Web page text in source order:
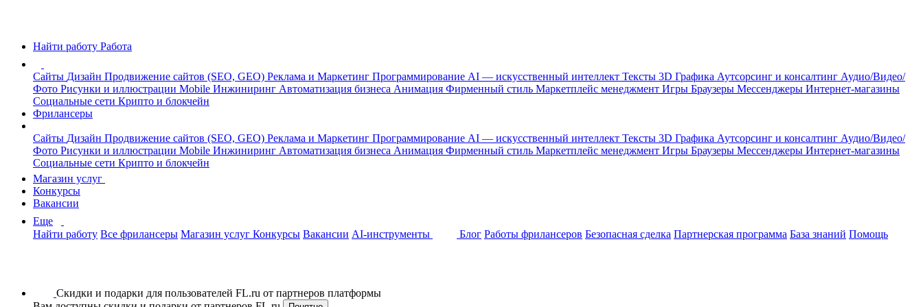
Найти работу Работа
Сайты Дизайн Продвижение сайтов (SEO, GEO) Реклама и Маркетинг Программирование AI — искусственный интеллект Тексты 3D Графика Аутсорсинг и консалтинг Аудио/Видео/
Фото Рисунки и иллюстрации Mobile Инжиниринг Автоматизация бизнеса Анимация Фирменный стиль Маркетплейс менеджмент Игры Браузеры Мессенджеры Интернет-магазины
Социальные сети Крипто и блокчейн
Фрилансеры
Сайты Дизайн Продвижение сайтов (SEO, GEO) Реклама и Маркетинг Программирование AI — искусственный интеллект Тексты 3D Графика Аутсорсинг и консалтинг Аудио/Видео/
Фото Рисунки и иллюстрации Mobile Инжиниринг Автоматизация бизнеса Анимация Фирменный стиль Маркетплейс менеджмент Игры Браузеры Мессенджеры Интернет-магазины
Социальные сети Крипто и блокчейн
Магазин услуг
Конкурсы
Вакансии
Еще
Найти работу Все фрилансеры Магазин услуг Конкурсы Вакансии AI-инструменты Блог Работы фрилансеров Безопасная сделка Партнерская программа База знаний Помощь
Скидки и подарки для пользователей FL.ru от партнеров платформы